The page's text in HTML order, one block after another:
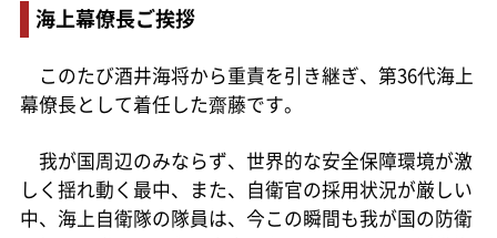
海上幕僚長ご挨拶
このたび酒井海将から重責を引き継ぎ、第36代海上
幕僚長として着任した齋藤です。
我が国周辺のみならず、世界的な安全保障環境が激
しく揺れ動く最中、また、自衛官の採用状況が厳しい
中、海上自衛隊の隊員は、今この瞬間も我が国の防衛